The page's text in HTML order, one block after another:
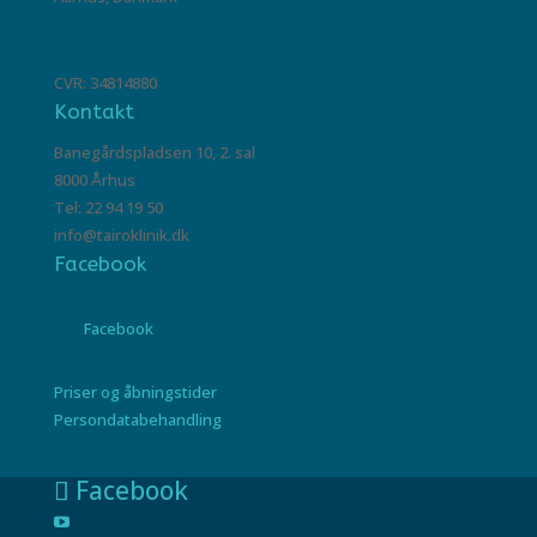
CVR: 34814880
Kontakt
Banegårdspladsen 10, 2. sal
8000 Århus
Tel: 22 94 19 50
info@tairoklinik.dk
Facebook
Facebook
Priser og åbningstider
Persondatabehandling
Facebook